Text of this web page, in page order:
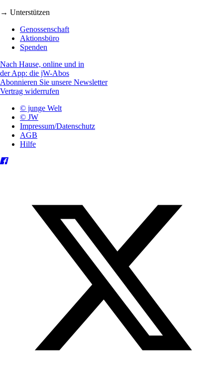
→ Unterstützen
Genossenschaft
Aktionsbüro
Spenden
Nach Hause, online und in
der App: die jW-Abos
Abonnieren Sie unsere Newsletter
Vertrag widerrufen
© junge Welt
© JW
Impressum/Datenschutz
AGB
Hilfe